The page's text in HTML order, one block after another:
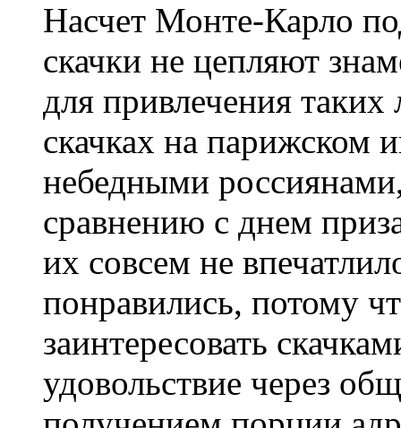
Насчет Монте-Карло
скачки не цепляют
для привлечения
скачках на
небедными
сравнению с днем
их совсем не
понравились, потому
заинтересовать
удовольствие через